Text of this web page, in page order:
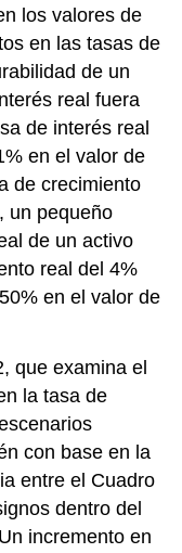
los valores de
en las tasas de
de un
real fuera
de interés real
en el valor de
de crecimiento
un pequeño
de un activo
real del 4%
en el valor de
que examina el
la tasa de
con base en la
entre el Cuadro
dentro del
incremento en